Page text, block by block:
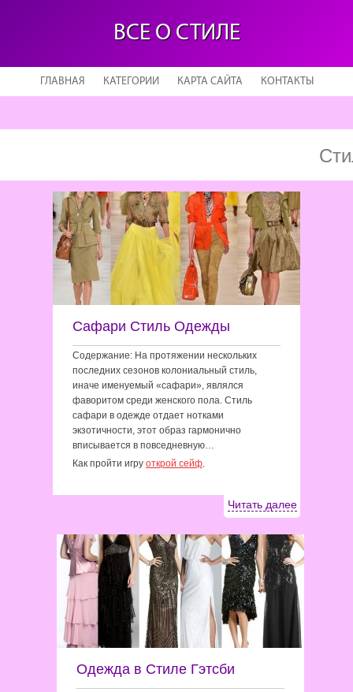
ВСЕ О СТИЛЕ
ГЛАВНАЯ КАТЕГОРИИ КАРТА САЙТА КОНТАКТЫ
Сафари Стиль Одежды
Содержание: На протяжении нескольких
последних сезонов колониальный стиль,
иначе именуемый «сафари», являлся
фаворитом среди женского пола. Стиль
сафари в одежде отдает нотками
экзотичности, этот образ гармонично
вписывается в повседневную…
Как пройти игру открой сейф.
Читать далее
Одежда в Стиле Гэтсби